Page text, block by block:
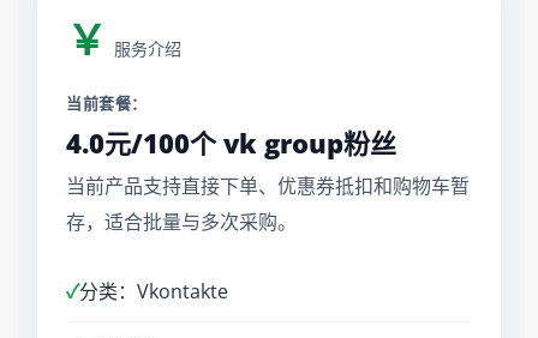
￥ 服务介绍
当前套餐：
4.0元/100个 vk group粉丝
当前产品支持直接下单、优惠券抵扣和购物车暂
存，适合批量与多次采购。
✓分类：Vkontakte